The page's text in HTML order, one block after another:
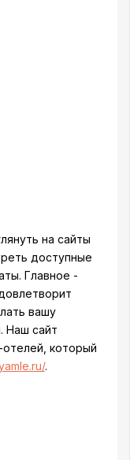
на сайты
доступные
Главное -
вашу
Наш сайт
который
.